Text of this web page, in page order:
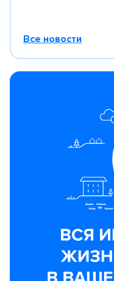
Все новости